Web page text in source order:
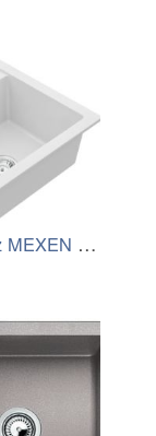
Granitový dřez MEXEN VITO bílý +…